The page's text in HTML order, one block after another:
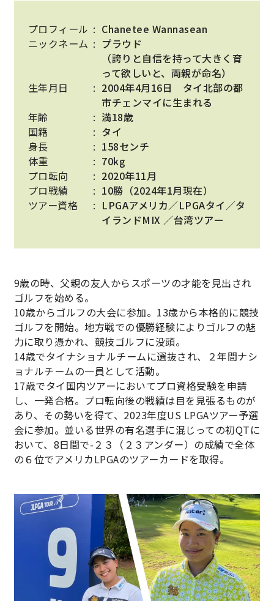
プロフィール
Chanetee Wannasean
ニックネーム
プラウド
（誇りと自信を持って大きく育
って欲しいと、両親が命名）
生年月日
2004年4月16日 タイ北部の都
市チェンマイに生まれる
年齢
満18歳
国籍
タイ
身長
158センチ
体重
70kg
プロ転向
2020年11月
プロ戦績
10勝（2024年1月現在）
ツアー資格
LPGAアメリカ／LPGAタイ／タ
イランドMIX ／台湾ツアー
9歳の時、父親の友人からスポーツの才能を見出され
ゴルフを始める。
10歳からゴルフの大会に参加。13歳から本格的に競技
ゴルフを開始。地方戦での優勝経験によりゴルフの魅
力に取り憑かれ、競技ゴルフに没頭。
14歳でタイナショナルチームに選抜され、２年間ナシ
ョナルチームの一員として活動。
17歳でタイ国内ツアーにおいてプロ資格受験を申請
し、一発合格。プロ転向後の戦績は目を見張るものが
あり、その勢いを得て、2023年度US LPGAツアー予選
会に参加。並いる世界の有名選手に混じっての初QTに
おいて、8日間で-２３（２３アンダー）の成績で全体
の６位でアメリカLPGAのツアーカードを取得。